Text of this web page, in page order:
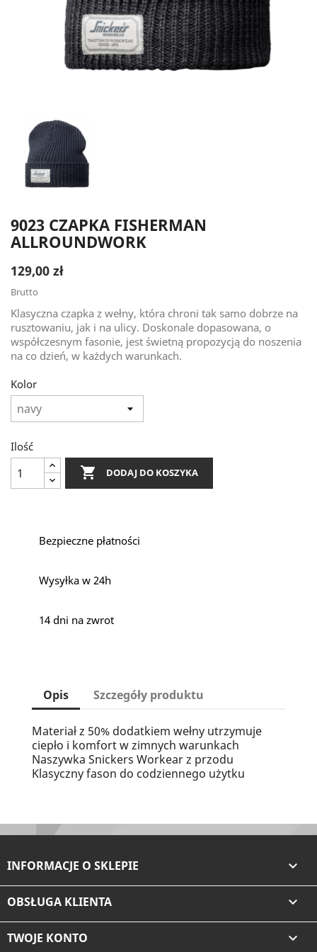
9023 CZAPKA FISHERMAN
ALLROUNDWORK
129,00 zł
Brutto
Klasyczna czapka z wełny, która chroni tak samo dobrze na
rusztowaniu, jak i na ulicy. Doskonale dopasowana, o
współczesnym fasonie, jest świetną propozycją do noszenia
na co dzień, w każdych warunkach.
Kolor
Ilość
 DODAJ DO KOSZYKA
Bezpieczne płatności
Wysyłka w 24h
14 dni na zwrot
Opis Szczegóły produktu
Materiał z 50% dodatkiem wełny utrzymuje
ciepło i komfort w zimnych warunkach
Naszywka Snickers Workear z przodu
Klasyczny fason do codziennego użytku
INFORMACJE O SKLEPIE 
OBSŁUGA KLIENTA 
TWOJE KONTO 